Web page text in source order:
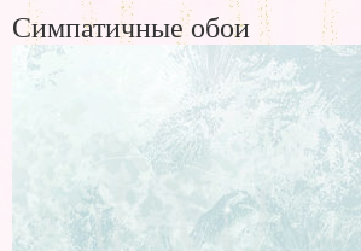
Симпатичные обои